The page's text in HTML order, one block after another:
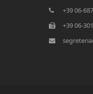
+39 06-
+39 06-